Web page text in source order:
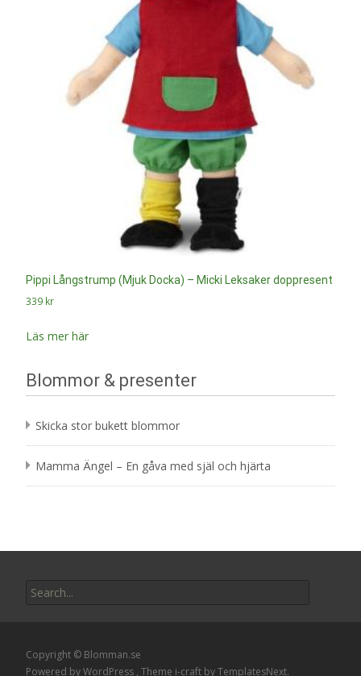
Pippi Långstrump (Mjuk Docka) – Micki Leksaker doppresent
339 kr
Läs mer här
Blommor & presenter
Skicka stor bukett blommor
Mamma Ängel – En gåva med själ och hjärta
for:
Copyright © Blomman.se
Powered by WordPress , Theme i-craft by TemplatesNext.